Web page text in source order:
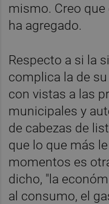
mismo. Creo
ha agregado.
Respecto a si la
complica la de
con vistas a las
municipales y
de cabezas de
que lo que más
momentos es
dicho, "la
al consumo, el